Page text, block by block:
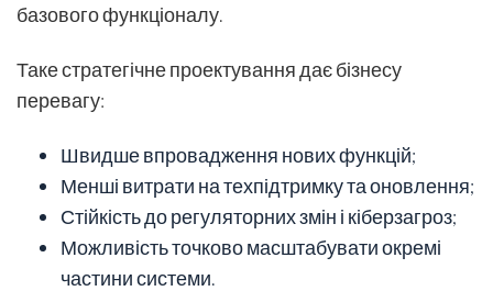
базового функціоналу.
Таке стратегічне проектування дає бізнесу
перевагу:
Швидше впровадження нових функцій;
Менші витрати на техпідтримку та оновлення;
Стійкість до регуляторних змін і кіберзагроз;
Можливість точково масштабувати окремі
частини системи.